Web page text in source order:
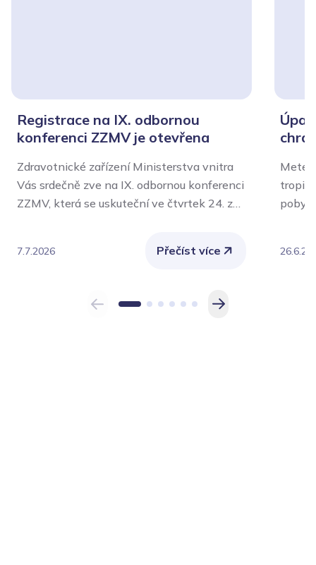
Registrace na IX. odbornou
konferenci ZZMV je otevřena
Zdravotnické zařízení Ministerstva vnitra
Vás srdečně zve na IX. odbornou konferenci
ZZMV, která se uskuteční ve čtvrtek 24. září
7.7.2026 Přečíst více